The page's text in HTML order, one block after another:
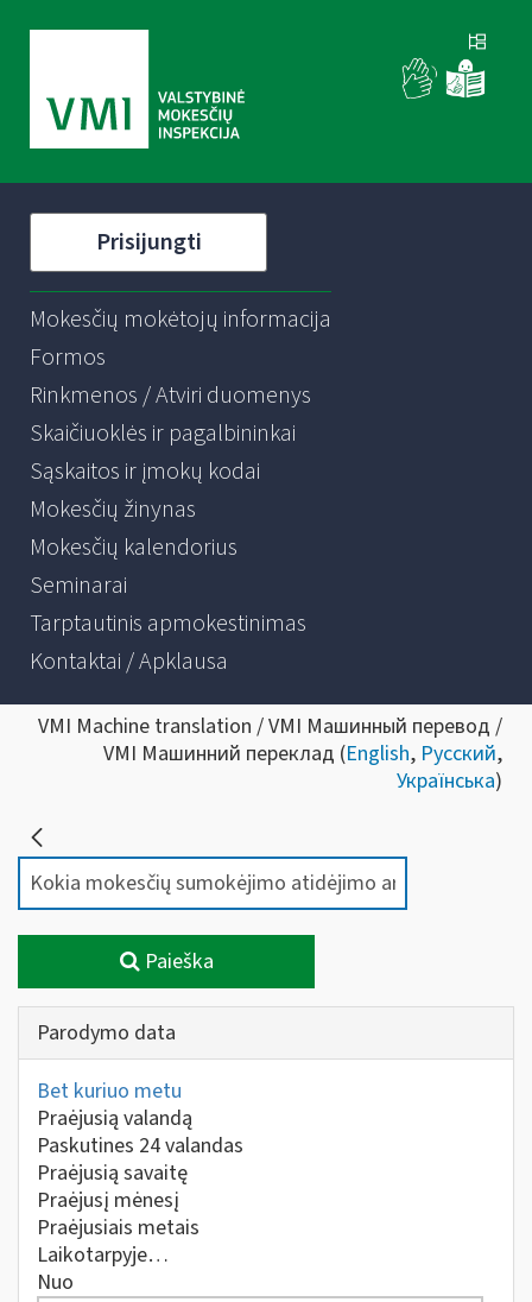
Prisijungti
Mokesčių mokėtojų informacija
Formos
Rinkmenos / Atviri duomenys
Skaičiuoklės ir pagalbininkai
Sąskaitos ir įmokų kodai
Mokesčių žinynas
Mokesčių kalendorius
Seminarai
Tarptautinis apmokestinimas
Kontaktai / Apklausa
VMI Machine translation / VMI Машинный перевод /
VMI Машинний переклад (English, Русский,
Українська)
Paieška
Parodymo data
Bet kuriuo metu
Praėjusią valandą
Paskutines 24 valandas
Praėjusią savaitę
Praėjusį mėnesį
Praėjusiais metais
Laikotarpyje…
Nuo